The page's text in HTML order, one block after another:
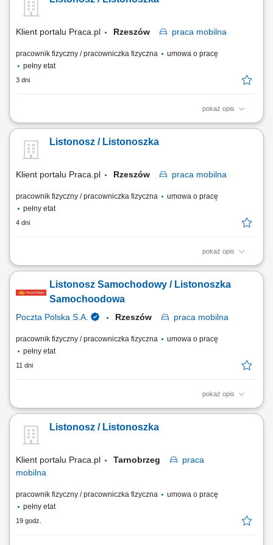
bezpośrednia obsługa klientów, w tym sprzedaż produktów i usług,
Klient portalu Praca.pl Rzeszów praca mobilna
pracownik fizyczny / pracowniczka fizyczna
umowa o pracę
pełny etat
3 dni
pokaż opis
Przygotowanie korespondencji i przesyłek do doręczenia. Dostarczanie
obsługa klientów, w tym sprzedaż wybranych usług. Prowadzenie
dokumentacji i obsługa zadań przy użyciu tabletu.
Listonosz / Listonoszka
Klient portalu Praca.pl Rzeszów praca mobilna
pracownik fizyczny / pracowniczka fizyczna
umowa o pracę
pełny etat
4 dni
pokaż opis
Przygotowanie korespondencji i przesyłek do doręczenia. Dostarczanie
obsługa klientów, w tym sprzedaż wybranych usług. Prowadzenie
dokumentacji i obsługa zadań przy użyciu tabletu.
Listonosz Samochodowy / Listonoszka
Samochoodowa
Poczta Polska S.A. Rzeszów praca mobilna
pracownik fizyczny / pracowniczka fizyczna
umowa o pracę
pełny etat
11 dni
pokaż opis
Miejsce pracy: Rzeszów Rodzaj zatrudnienia: umowa o pracę; cały etat;
Twoje zadania: przygotowanie korespondencji do doręczenia,
doręczanie listów, paczek i przekazów pieniężnych, bezpośrednia
Listonosz / Listonoszka
Klient portalu Praca.pl Tarnobrzeg
praca
mobilna
pracownik fizyczny / pracowniczka fizyczna
umowa o pracę
pełny etat
19 godz.